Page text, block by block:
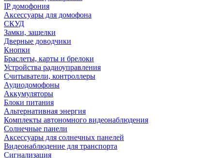
IP домофония
Аксессуары для домофона
СКУД
Замки, защелки
Дверные доводчики
Кнопки
Браслеты, карты и брелоки
Устройства радиоуправления
Считыватели, контроллеры
Аудиодомофоны
Аккумуляторы
Блоки питания
Альтернативная энергия
Комплекты автономного видеонаблюдения
Солнечные панели
Аксессуары для солнечных панелей
Видеонаблюдение для транспорта
Сигнализация